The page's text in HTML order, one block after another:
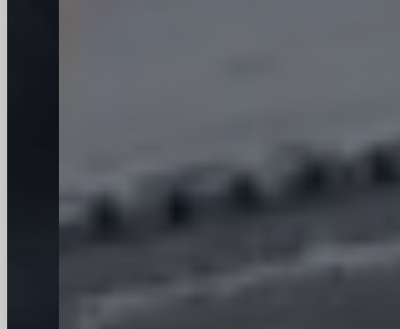
Van 187ML tot 30 Liter,
glazen wijnflessen in bulk,
rechtstreeks verkocht